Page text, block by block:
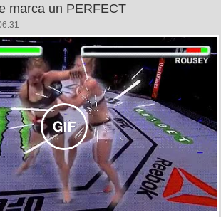
marca un PERFECT